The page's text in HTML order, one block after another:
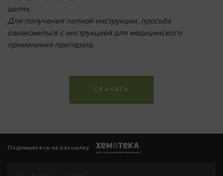
целях.
Для получения полной инструкции, просьба
ознакомиться с инструкцией для медицинского
применения препарата.
СКАЧАТЬ
Подпишитесь на рассылку